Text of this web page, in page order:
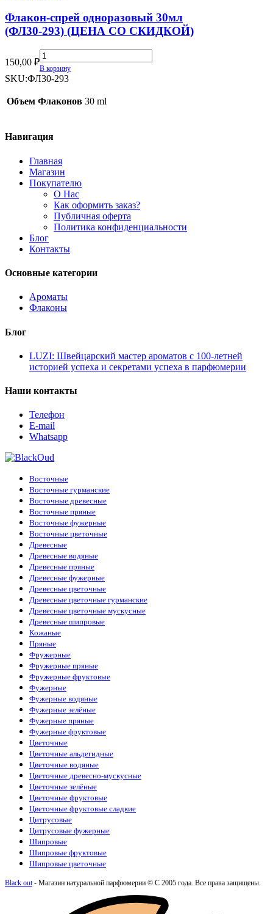
Флакон-спрей одноразовый 30мл
(ФЛ30-293) (ЦЕНА СО СКИДКОЙ)
150,00 ₽
Флакон-
спрей
одноразовый
(ФЛ30-
СКИДКОЙ)
В корзину
SKU:ФЛ30-293
Объем Флаконов 30 ml
Навигация
Главная
Магазин
Покупателю
О Нас
Как оформить заказ?
Публичная оферта
Политика конфиденциальности
Блог
Контакты
Основные категории
Ароматы
Флаконы
Блог
LUZI: Швейцарский мастер ароматов с 100-летней
историей успеха и секретами успеха в парфюмерии
Наши контакты
Телефон
E-mail
Whatsapp
Восточные
Восточные гурманские
Восточные древесные
Восточные пряные
Восточные фужерные
Восточные цветочные
Древесные
Древесные водяные
Древесные пряные
Древесные фужерные
Древесные цветочные
Древесные цветочные гурманские
Древесные цветочные мускусные
Древесные шипровые
Кожаные
Пряные
Фружерные
Фружерные пряные
Фружерные фруктовые
Фужерные
Фужерные водяные
Фужерные зелёные
Фужерные пряные
Фужерные фруктовые
Цветочные
Цветочные альдегидные
Цветочные водяные
Цветочные древесно-мускусные
Цветочные зелёные
Цветочные фруктовые
Цветочные фруктовые сладкие
Цитрусовые
Цитрусовые фужерные
Шипровые
Шипровые фруктовые
Шипровые цветочные
Black out- Магазин натуральной парфюмерии © С 2005 года. Все права защищены.